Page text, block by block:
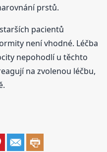
prstů.
pacientů
není vhodné. Léčba
nepohodlí u těchto
na zvolenou léčbu,